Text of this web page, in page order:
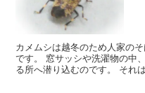
カメムシは越冬のため人家の
です。 窓サッシや洗濯物の中
る所へ潜り込むのです。 それ